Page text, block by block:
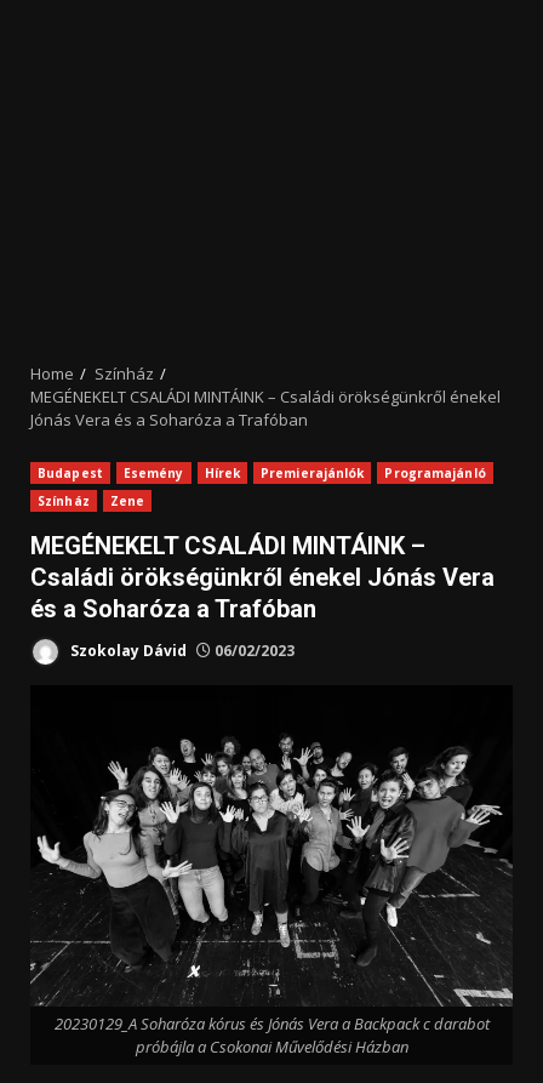
Home
Színház
MEGÉNEKELT CSALÁDI MINTÁINK – Családi örökségünkről énekel
Jónás Vera és a Soharóza a Trafóban
Budapest Esemény Hírek Premierajánlók
Programajánló
Színház
Zene
MEGÉNEKELT CSALÁDI MINTÁINK –
Családi örökségünkről énekel Jónás Vera
és a Soharóza a Trafóban
Szokolay Dávid 06/02/2023
20230129_A Soharóza kórus és Jónás Vera a Backpack c darabot
próbájla a Csokonai Művelődési Házban